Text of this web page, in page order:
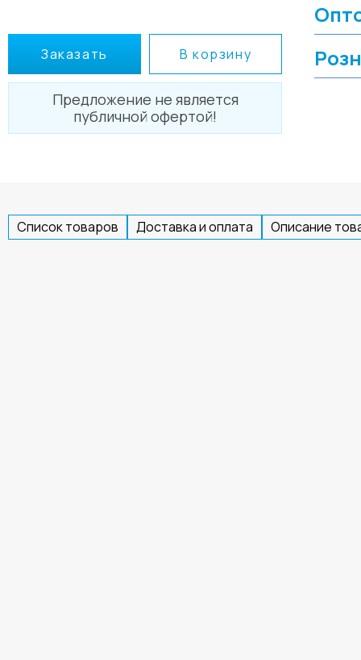
Заказать В корзину
Предложение не является
публичной офертой!
Список товаров Доставка и оплата Описание